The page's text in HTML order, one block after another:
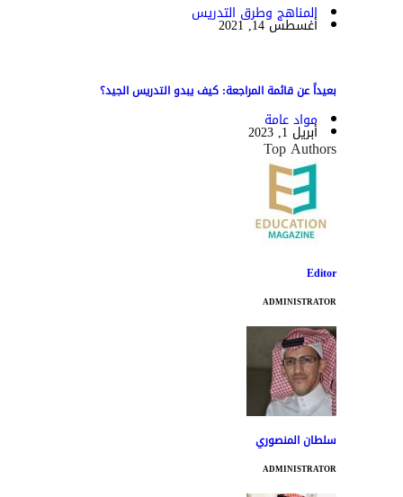
المناهج وطرق التدريس
أغسطس 14, 2021
بعيداً عن قائمة المراجعة: كيف يبدو التدريس الجيد؟
مواد عامة
أبريل 1, 2023
Top Authors
Editor
ADMINISTRATOR
سلطان المنصوري
ADMINISTRATOR